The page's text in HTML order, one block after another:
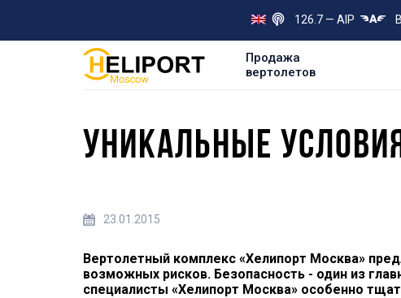
126.7 — AIP
Продажа
вертолетов
УНИКАЛЬНЫЕ
23.01.2015
Вертолетный комплекс «Хелипорт Москва»
возможных рисков. Безопасность - один из
специалисты «Хелипорт Москва» особенно